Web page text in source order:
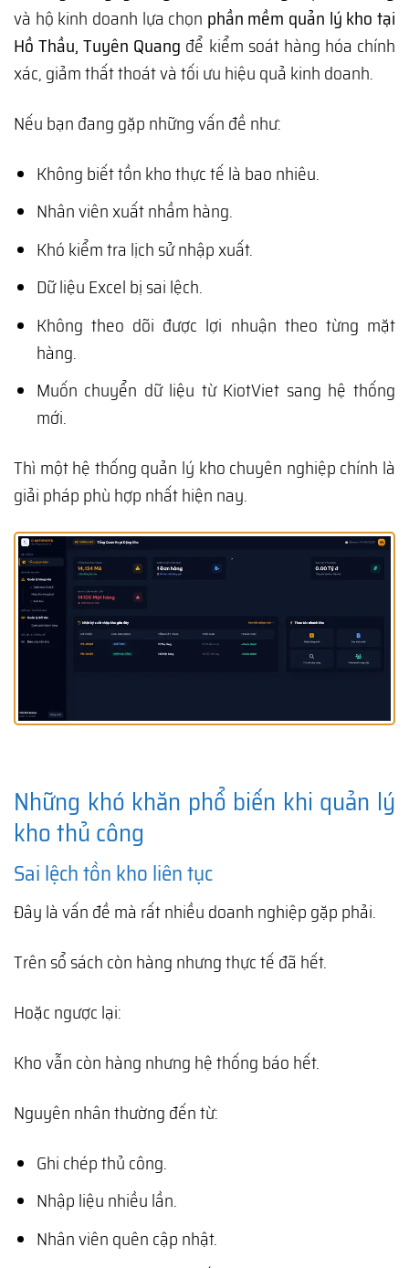
và hộ kinh doanh lựa chọn phần mềm quản lý kho tại
Hồ Thầu, Tuyên Quang để kiểm soát hàng hóa chính
xác, giảm thất thoát và tối ưu hiệu quả kinh doanh.
Nếu bạn đang gặp những vấn đề như:
Không biết tồn kho thực tế là bao nhiêu.
Nhân viên xuất nhầm hàng.
Khó kiểm tra lịch sử nhập xuất.
Dữ liệu Excel bị sai lệch.
Không theo dõi được lợi nhuận theo từng mặt
hàng.
Muốn chuyển dữ liệu từ KiotViet sang hệ thống
mới.
Thì một hệ thống quản lý kho chuyên nghiệp chính là
giải pháp phù hợp nhất hiện nay.
Những khó khăn phổ biến khi quản lý
kho thủ công
Sai lệch tồn kho liên tục
Đây là vấn đề mà rất nhiều doanh nghiệp gặp phải.
Trên sổ sách còn hàng nhưng thực tế đã hết.
Hoặc ngược lại:
Kho vẫn còn hàng nhưng hệ thống báo hết.
Nguyên nhân thường đến từ:
Ghi chép thủ công.
Nhập liệu nhiều lần.
Nhân viên quên cập nhật.